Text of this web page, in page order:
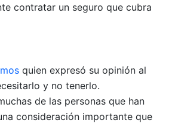
contratar un seguro que cubra
quien expresó su opinión al
y no tenerlo.
de las personas que han
consideración importante que